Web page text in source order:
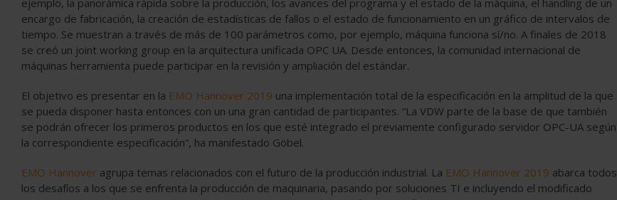
ejemplo, la panorámica rápida sobre la producción, los avances del programa y el estado de la máquina, el handling de un
encargo de fabricación, la creación de estadísticas de fallos o el estado de funcionamiento en un gráfico de intervalos de
tiempo. Se muestran a través de más de 100 parámetros como, por ejemplo, máquina funciona sí/no. A finales de 2018
se creó un joint working group en la arquitectura unificada OPC UA. Desde entonces, la comunidad internacional de
máquinas herramienta puede participar en la revisión y ampliación del estándar.
El objetivo es presentar en la EMO Hannover 2019 una implementación total de la especificación en la amplitud de la que
se pueda disponer hasta entonces con un una gran cantidad de participantes. “La VDW parte de la base de que también
se podrán ofrecer los primeros productos en los que esté integrado el previamente configurado servidor OPC-UA según
la correspondiente especificación”, ha manifestado Göbel.
EMO Hannover agrupa temas relacionados con el futuro de la producción industrial. La EMO Hannover 2019 abarca todos
los desafíos a los que se enfrenta la producción de maquinaria, pasando por soluciones TI e incluyendo el modificado